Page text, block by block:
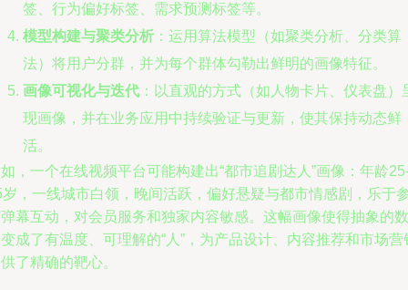
签、行为偏好标签、需求预测标签等。
模型构建与聚类分析 ：运用算法模型（如聚类分析、分类算
法）将用户分群，并为每个群体勾勒出鲜明的画像特征。
画像可视化与迭代 ：以直观的方式（如人物卡片、仪表盘）
现画像，并在业务应用中持续验证与更新，使其保持动态鲜
活。
，一个在线视频平台可能构建出“都市追剧达人”画像：年龄
，一线城市白领，晚间活跃，偏好悬疑与都市情感剧，乐于
幕互动，对会员服务和独家内容敏感。这幅画像使得抽象的数
成了有温度、可理解的“人”，为产品设计、内容推荐和市场营
了精确的靶心。